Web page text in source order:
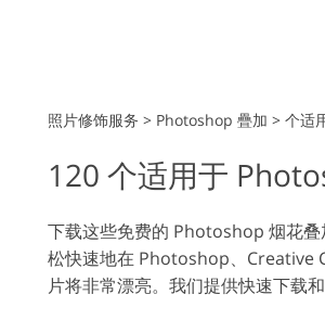
Lightroom
Lightroom 预设
最佳优惠预设
手机收藏
照片修饰服务 > Photoshop 疊加 > 个适
120 个适用于
下载这些免费的 Photoshop 烟花
松快速地在 Photoshop、Creative
片将非常漂亮。我们提供快速下载